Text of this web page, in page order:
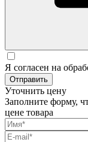
Я согласен на
Отправить
Уточнить цену
Заполните форму,
цене товара